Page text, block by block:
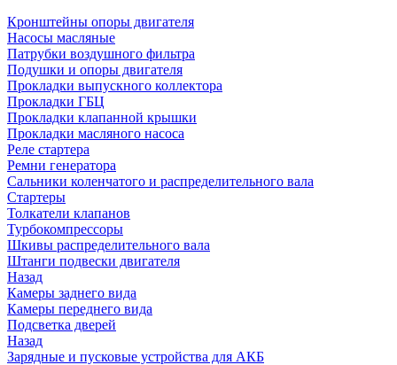
Кронштейны опоры двигателя
Насосы масляные
Патрубки воздушного фильтра
Подушки и опоры двигателя
Прокладки выпускного коллектора
Прокладки ГБЦ
Прокладки клапанной крышки
Прокладки масляного насоса
Реле стартера
Ремни генератора
Сальники коленчатого и распределительного вала
Стартеры
Толкатели клапанов
Турбокомпрессоры
Шкивы распределительного вала
Штанги подвески двигателя
Назад
Камеры заднего вида
Камеры переднего вида
Подсветка дверей
Назад
Зарядные и пусковые устройства для АКБ